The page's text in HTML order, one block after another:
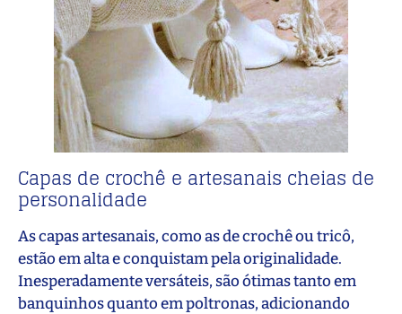
Capas de crochê e artesanais cheias de
personalidade
As capas artesanais, como as de crochê ou tricô,
estão em alta e conquistam pela originalidade.
Inesperadamente versáteis, são ótimas tanto em
banquinhos quanto em poltronas, adicionando